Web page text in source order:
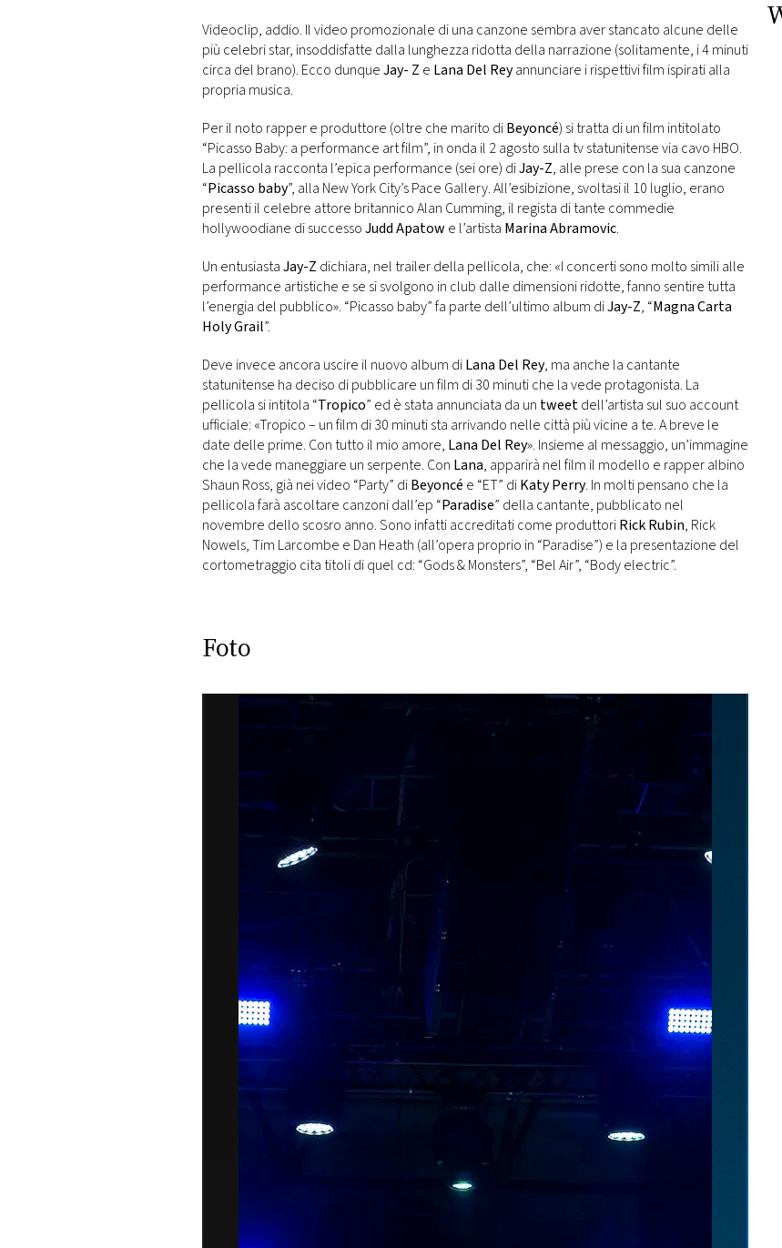
MONACO
RMC
CONSIGLIA
Videoclip, addio. Il video promozionale di una canzone sembra aver stancato alcune delle
più celebri star, insoddisfatte dalla lunghezza ridotta della narrazione (solitamente, i 4 minuti
circa del brano). Ecco dunqueJay- Z e Lana Del Reyannunciare i rispettivi film ispirati alla
propria musica.
Per il noto rapper e produttore (oltre che marito diBeyoncé) si tratta di un film intitolato
“Picasso Baby: a performance art film”, in onda il 2 agosto sulla tv statunitense via cavo HBO.
La pellicola racconta l’epica performance (sei ore) diJay-Z, alle prese con la sua canzone
“Picasso baby”, alla New York City’s Pace Gallery. All’esibizione, svoltasi il 10 luglio, erano
presenti il celebre attore britannico Alan Cumming, il regista di tante commedie
hollywoodiane di successoJudd Apatow e l’artista Marina Abramovic.
Un entusiastaJay-Z dichiara, nel trailer della pellicola, che: «I concerti sono molto simili alle
performance artistiche e se si svolgono in club dalle dimensioni ridotte, fanno sentire tutta
l’energia del pubblico». “Picasso baby” fa parte dell’ultimo album diJay-Z, “Magna Carta
Holy Grail”.
Deve invece ancora uscire il nuovo album diLana Del Rey, ma anche la cantante
statunitense ha deciso di pubblicare un film di 30 minuti che la vede protagonista. La
pellicola si intitola “Tropico” ed è stata annunciata da un tweetdell’artista sul suo account
ufficiale: «Tropico – un film di 30 minuti sta arrivando nelle città più vicine a te. A breve le
date delle prime. Con tutto il mio amore, Lana Del Rey». Insieme al messaggio, un’immagine
che la vede maneggiare un serpente. Con Lana, apparirà nel film il modello e rapper albino
Shaun Ross, già nei video “Party” diBeyoncé e “ET” diKaty Perry. In molti pensano che la
pellicola farà ascoltare canzoni dall’ep “Paradise” della cantante, pubblicato nel
novembre dello scosro anno. Sono infatti accreditati come produttoriRick Rubin, Rick
Nowels, Tim Larcombe e Dan Heath (all’opera proprio in “Paradise”) e la presentazione del
cortometraggio cita titoli di quel cd: “Gods & Monsters”, “Bel Air”, “Body electric”.
Foto